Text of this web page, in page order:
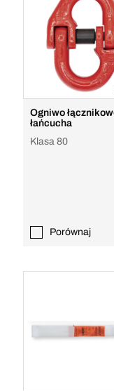
Ogniwo
łańcucha
Klasa 80
Porównaj